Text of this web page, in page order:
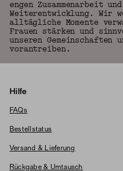
engen Zusammenarbeit
Weiterentwicklung. Wir
alltägliche Momente
Frauen stärken und
unseren Gemeinschaften
vorantreiben.
Hilfe
FAQs
Bestellstatus
Versand & Lieferung
Rückgabe & Umtausch